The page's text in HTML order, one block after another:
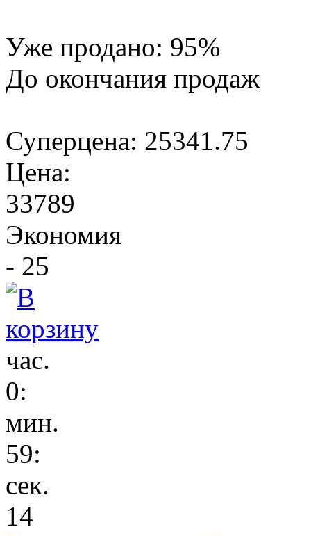
Уже продано: 95%
До окончания продаж
Суперцена: 25341.75
Цена:
33789
Экономия
- 25
час.
0:
мин.
59:
сек.
14